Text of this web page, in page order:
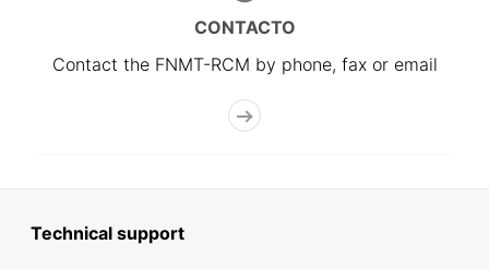
CONTACTO
Contact the FNMT-RCM by phone, fax or email
Technical support